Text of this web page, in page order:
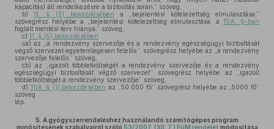
kapacitás) áll rendelkezésre a biztosítás során.” szöveg,
b)
11. § (3) bekezdésében a „bejelentési kötelezettség elmulasztása,”
szövegrész helyébe a „bejelentési kötelezettség elmulasztása, a 11/A. §-ban
foglalt mentési terv hiánya,” szöveg,
c) 11. § (5) bekezdésében
ca) az „a rendezvény szervezője és a rendezvény egészségügyi biztosítását
végző szervezet egyetemlegesen felelős.” szövegrész helyébe az „a rendezvény
szervezője felelős.” szöveg,
cb) az „igazolt többletköltségét a rendezvény szervezője és a rendezvény
egészségügyi biztosítását végző szervezet” szövegrész helyébe az „igazolt
többletköltségét a rendezvény szervezője” szöveg,
d) 11/A. § (1) bekezdésében az „50 000 fő” szövegrész helyébe az „5000 fő”
szöveg
lép.
5. A gyógyszerrendeléshez használandó számítógépes program
minősítésének szabályairól szóló 53/2007. (XII. 7.) EüM rendelet módosítása